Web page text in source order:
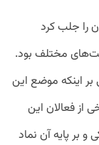
را جلب کرد
مختلف بود.
اینکه موضع این
از فعالان این
بر پایه آن نماد